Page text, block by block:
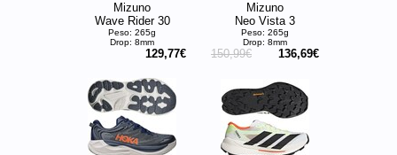
Mizuno
Wave Rider 30
Peso: 265g
Drop: 8mm
129,77€
Mizuno
Neo Vista 3
Peso: 265g
Drop: 8mm
150,99€ 136,69€